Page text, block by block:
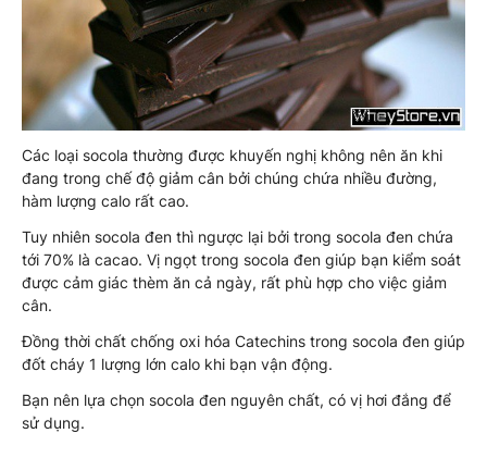
Các loại socola thường được khuyến nghị không nên ăn khi
đang trong chế độ giảm cân bởi chúng chứa nhiều đường,
hàm lượng calo rất cao.
Tuy nhiên socola đen thì ngược lại bởi trong socola đen chứa
tới 70% là cacao. Vị ngọt trong socola đen giúp bạn kiểm soát
được cảm giác thèm ăn cả ngày, rất phù hợp cho việc giảm
cân.
Đồng thời chất chống oxi hóa Catechins trong socola đen giúp
đốt cháy 1 lượng lớn calo khi bạn vận động.
Bạn nên lựa chọn socola đen nguyên chất, có vị hơi đắng để
sử dụng.